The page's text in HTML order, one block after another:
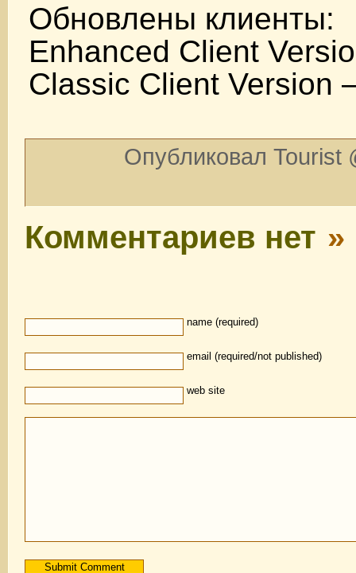
Обновлены клиенты:
Enhanced Client
Classic Client Version
Опубликовал Tourist
Комментариев нет »
name (required)
email (required/not published)
web site